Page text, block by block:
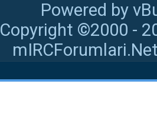
Powered by
Copyright ©2000 -